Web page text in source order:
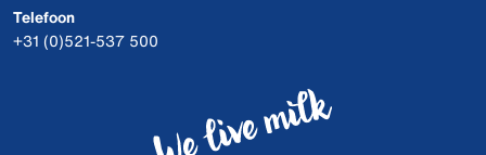
Telefoon
+31 (0)521-537 500